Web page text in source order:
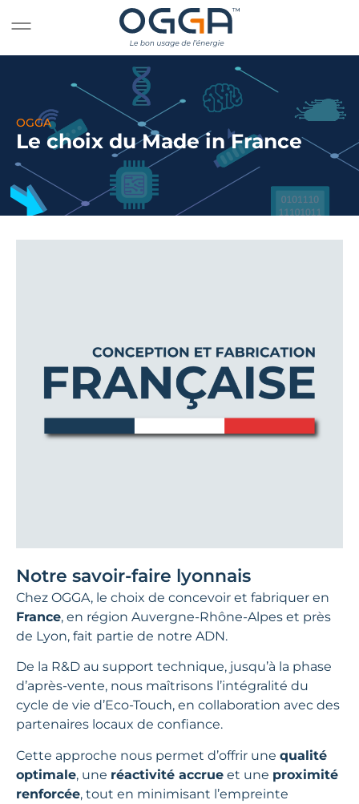
OGGA
Le choix du Made in France
Notre savoir-faire lyonnais
Chez OGGA, le choix de concevoir et fabriquer en
France, en région Auvergne-Rhône-Alpes et près
de Lyon, fait partie de notre ADN.
De la R&D au support technique, jusqu’à la phase
d’après-vente, nous maîtrisons l’intégralité du
cycle de vie d’Eco-Touch, en collaboration avec des
partenaires locaux de confiance.
Cette approche nous permet d’offrir une qualité
optimale, une réactivité accrue et une proximité
renforcée, tout en minimisant l’empreinte